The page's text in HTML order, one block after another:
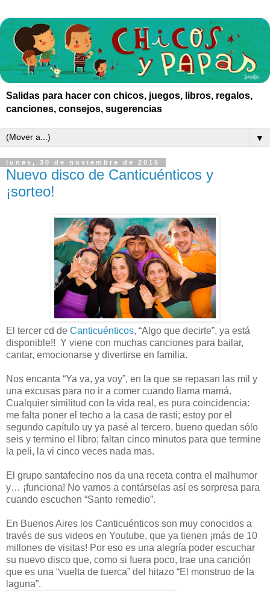
Salidas para hacer con chicos, juegos, libros, regalos,
canciones, consejos, sugerencias
▼
lunes, 30 de noviembre de 2015
Nuevo disco de Canticuénticos y
¡sorteo!
El tercer cd de Canticuénticos, “Algo que decirte”, ya está
disponible!! Y viene con muchas canciones para bailar,
cantar, emocionarse y divertirse en familia.
Nos encanta “Ya va, ya voy”, en la que se repasan las mil y
una excusas para no ir a comer cuando llama mamá.
Cualquier similitud con la vida real, es pura coincidencia:
me falta poner el techo a la casa de rasti; estoy por el
segundo capítulo uy ya pasé al tercero, bueno quedan sólo
seis y termino el libro; faltan cinco minutos para que termine
la peli, la vi cinco veces nada mas.
El grupo santafecino nos da una receta contra el malhumor
y… ¡funciona! No vamos a contárselas así es sorpresa para
cuando escuchen “Santo remedio”.
En Buenos Aires los Canticuénticos son muy conocidos a
través de sus videos en Youtube, que ya tienen ¡más de 10
millones de visitas! Por eso es una alegría poder escuchar
su nuevo disco que, como si fuera poco, trae una canción
que es una “vuelta de tuerca” del hitazo “El monstruo de la
laguna”.